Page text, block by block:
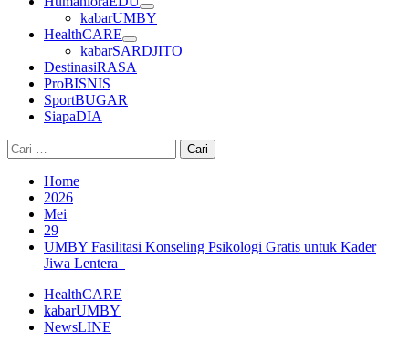
kabarUMBY
HealthCARE
kabarSARDJITO
DestinasiRASA
ProBISNIS
SportBUGAR
SiapaDIA
Cari
untuk:
Home
2026
Mei
29
UMBY Fasilitasi Konseling Psikologi Gratis untuk Kader
Jiwa Lentera
HealthCARE
kabarUMBY
NewsLINE